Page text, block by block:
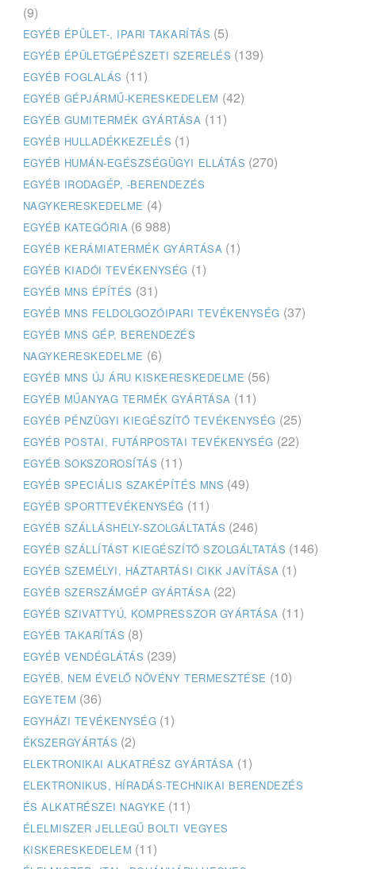
(9)
EGYÉB ÉPÜLET-, IPARI TAKARÍTÁS (5)
EGYÉB ÉPÜLETGÉPÉSZETI SZERELÉS (139)
EGYÉB FOGLALÁS (11)
EGYÉB GÉPJÁRMŰ-KERESKEDELEM (42)
EGYÉB GUMITERMÉK GYÁRTÁSA (11)
EGYÉB HULLADÉKKEZELÉS (1)
EGYÉB HUMÁN-EGÉSZSÉGÜGYI ELLÁTÁS (270)
EGYÉB IRODAGÉP, -BERENDEZÉS
NAGYKERESKEDELME (4)
EGYÉB KATEGÓRIA (6 988)
EGYÉB KERÁMIATERMÉK GYÁRTÁSA (1)
EGYÉB KIADÓI TEVÉKENYSÉG (1)
EGYÉB MNS ÉPÍTÉS (31)
EGYÉB MNS FELDOLGOZÓIPARI TEVÉKENYSÉG (37)
EGYÉB MNS GÉP, BERENDEZÉS
NAGYKERESKEDELME (6)
EGYÉB MNS ÚJ ÁRU KISKERESKEDELME (56)
EGYÉB MŰANYAG TERMÉK GYÁRTÁSA (11)
EGYÉB PÉNZÜGYI KIEGÉSZÍTŐ TEVÉKENYSÉG (25)
EGYÉB POSTAI, FUTÁRPOSTAI TEVÉKENYSÉG (22)
EGYÉB SOKSZOROSÍTÁS (11)
EGYÉB SPECIÁLIS SZAKÉPÍTÉS MNS (49)
EGYÉB SPORTTEVÉKENYSÉG (11)
EGYÉB SZÁLLÁSHELY-SZOLGÁLTATÁS (246)
EGYÉB SZÁLLÍTÁST KIEGÉSZÍTŐ SZOLGÁLTATÁS (146)
EGYÉB SZEMÉLYI, HÁZTARTÁSI CIKK JAVÍTÁSA (1)
EGYÉB SZERSZÁMGÉP GYÁRTÁSA (22)
EGYÉB SZIVATTYÚ, KOMPRESSZOR GYÁRTÁSA (11)
EGYÉB TAKARÍTÁS (8)
EGYÉB VENDÉGLÁTÁS (239)
EGYÉB, NEM ÉVELŐ NÖVÉNY TERMESZTÉSE (10)
EGYETEM (36)
EGYHÁZI TEVÉKENYSÉG (1)
ÉKSZERGYÁRTÁS (2)
ELEKTRONIKAI ALKATRÉSZ GYÁRTÁSA (1)
ELEKTRONIKUS, HÍRADÁS-TECHNIKAI BERENDEZÉS
ÉS ALKATRÉSZEI NAGYKE (11)
ÉLELMISZER JELLEGŰ BOLTI VEGYES
KISKERESKEDELEM (11)